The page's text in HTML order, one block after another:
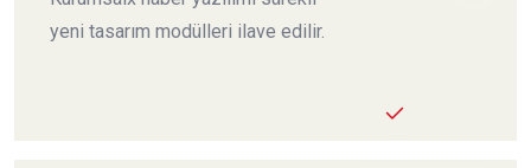
yeni tasarım modülleri ilave edilir.